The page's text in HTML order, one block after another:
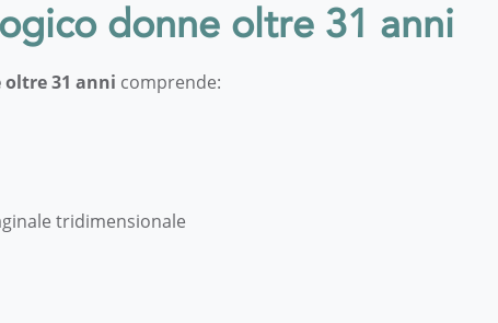
donne oltre 31 anni
oltre 31 anni comprende:
tridimensionale